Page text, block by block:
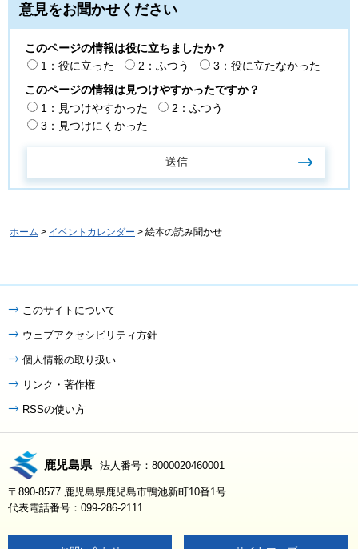
意見をお聞かせください
このページの情報は役に立ちましたか？
1：役に立った
2：ふつう
3：役に立たなかった
このページの情報は見つけやすかったですか？
1：見つけやすかった
2：ふつう
3：見つけにくかった
ホーム > イベントカレンダー > 絵本の読み聞かせ
このサイトについて
ウェブアクセシビリティ方針
個人情報の取り扱い
リンク・著作権
RSSの使い方
鹿児島県 法人番号：8000020460001
〒890-8577 鹿児島県鹿児島市鴨池新町10番1号
代表電話番号：099-286-2111